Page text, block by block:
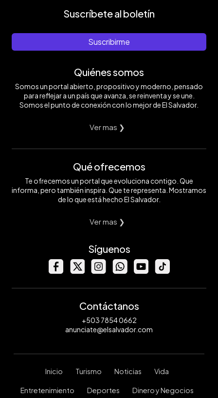
Suscríbete al boletín
Suscribirme
Quiénes somos
Somos un portal abierto, propositivo y moderno, pensado
para reflejar a un país que avanza, se reinventa y se une.
Somos el punto de conexión con lo mejor de El Salvador.
Ver mas ❯
Qué ofrecemos
Te ofrecemos un portal que evoluciona contigo. Que
informa, pero también inspira. Que te representa. Mostramos
de lo que está hecho El Salvador.
Ver mas ❯
Síguenos
Contáctanos
+503 7854 0662
anunciate@elsalvador.com
Inicio Turismo Noticias Vida
Entretenimiento Deportes Dinero y Negocios